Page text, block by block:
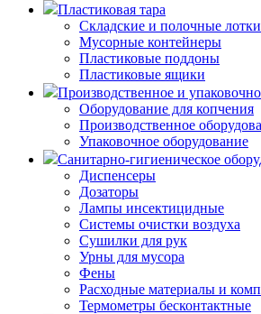
Пластиковая тара
Складские и полочные лотки
Мусорные контейнеры
Пластиковые поддоны
Пластиковые ящики
Производственное и
Оборудование для копчения
Производственное
Упаковочное оборудование
Санитарно-гигиеническое
Диспенсеры
Дозаторы
Лампы инсектицидные
Системы очистки воздуха
Сушилки для рук
Урны для мусора
Фены
Расходные материалы и
Термометры бесконтактные